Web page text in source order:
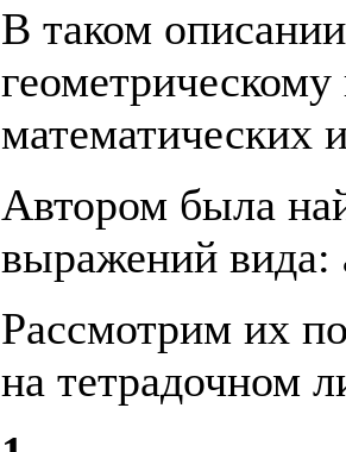
В таком
математических
Автором была
выражений вида:
Рассмотрим их
на тетрадочном